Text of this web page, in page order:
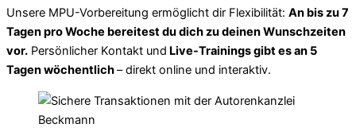
Unsere MPU-Vorbereitung ermöglicht dir Flexibilität: An bis zu 7
Tagen pro Woche bereitest du dich zu deinen Wunschzeiten
vor. Persönlicher Kontakt und Live-Trainings gibt es an 5
Tagen wöchentlich– direkt online und interaktiv.